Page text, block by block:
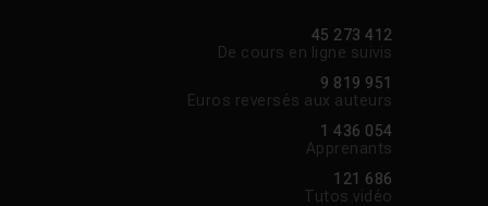
45 273 412
De cours en ligne suivis
9 819 951
Euros reversés aux auteurs
1 436 054
Apprenants
121 686
Tutos vidéo